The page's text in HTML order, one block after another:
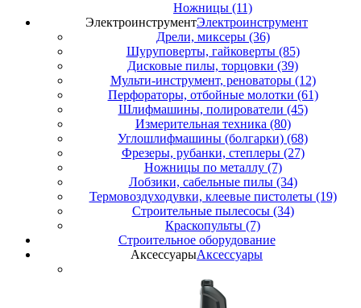
Ножницы (11)
ЭлектроинструментЭлектроинструмент
Дрели, миксеры (36)
Шуруповерты, гайковерты (85)
Дисковые пилы, торцовки (39)
Мульти-инструмент, реноваторы (12)
Перфораторы, отбойные молотки (61)
Шлифмашины, полирователи (45)
Измерительная техника (80)
Углошлифмашины (болгарки) (68)
Фрезеры, рубанки, степлеры (27)
Ножницы по металлу (7)
Лобзики, сабельные пилы (34)
Термовоздуходувки, клеевые пистолеты (19)
Строительные пылесосы (34)
Краскопульты (7)
Строительное оборудование
АксессуарыАксессуары